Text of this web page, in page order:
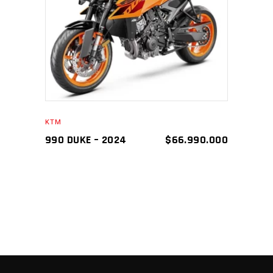
AÑADIR AL CARRITO
KTM
990 DUKE – 2024 $66.990.000